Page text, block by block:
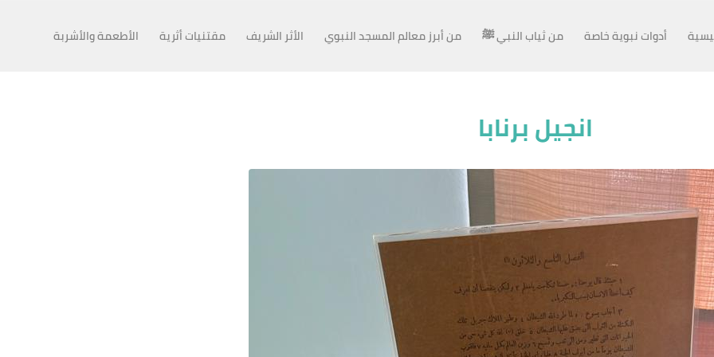
أدوات نبوية خاصة من ثياب النبي ﷺ من أبرز معالم المسجد النبوي الأثر الشريف مقتنيات أثرية الأطعمة والأشربة
انجيل برنابا